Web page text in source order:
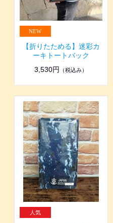
【折りたためる】迷彩カ
ーキトートバック
3,530円
（税込み）